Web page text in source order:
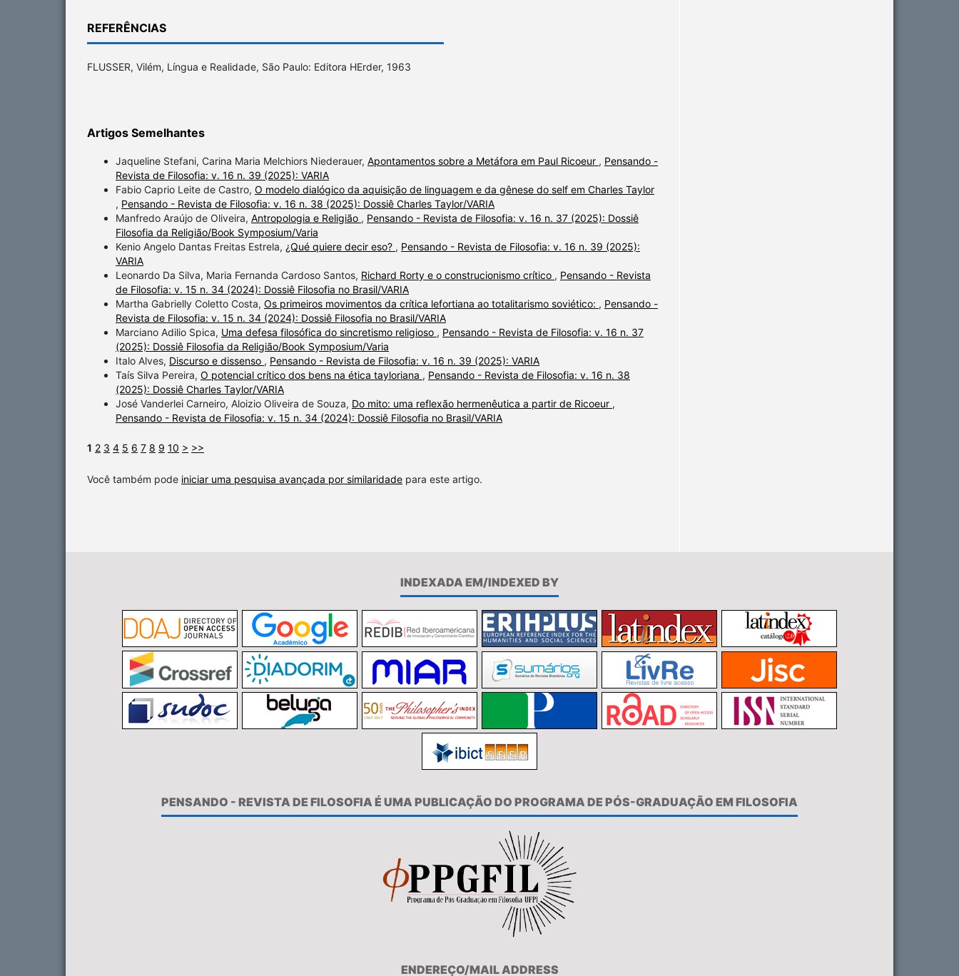
REFERÊNCIAS
FLUSSER, Vilém, Língua e Realidade, São Paulo: Editora HErder, 1963
Artigos Semelhantes
Jaqueline Stefani, Carina Maria Melchiors Niederauer, Apontamentos sobre a Metáfora em Paul Ricoeur , Pensando -
Revista de Filosofia: v. 16 n. 39 (2025): VARIA
Fabio Caprio Leite de Castro, O modelo dialógico da aquisição de linguagem e da gênese do self em Charles Taylor
, Pensando - Revista de Filosofia: v. 16 n. 38 (2025): Dossiê Charles Taylor/VARIA
Manfredo Araújo de Oliveira, Antropologia e Religião , Pensando - Revista de Filosofia: v. 16 n. 37 (2025): Dossiê
Filosofia da Religião/Book Symposium/Varia
Kenio Angelo Dantas Freitas Estrela, ¿Qué quiere decir eso? , Pensando - Revista de Filosofia: v. 16 n. 39 (2025):
VARIA
Leonardo Da Silva, Maria Fernanda Cardoso Santos, Richard Rorty e o construcionismo crítico , Pensando - Revista
de Filosofia: v. 15 n. 34 (2024): Dossiê Filosofia no Brasil/VARIA
Martha Gabrielly Coletto Costa, Os primeiros movimentos da crítica lefortiana ao totalitarismo soviético: , Pensando -
Revista de Filosofia: v. 15 n. 34 (2024): Dossiê Filosofia no Brasil/VARIA
Marciano Adilio Spica, Uma defesa filosófica do sincretismo religioso , Pensando - Revista de Filosofia: v. 16 n. 37
(2025): Dossiê Filosofia da Religião/Book Symposium/Varia
Italo Alves, Discurso e dissenso , Pensando - Revista de Filosofia: v. 16 n. 39 (2025): VARIA
Taís Silva Pereira, O potencial crítico dos bens na ética tayloriana , Pensando - Revista de Filosofia: v. 16 n. 38
(2025): Dossiê Charles Taylor/VARIA
José Vanderlei Carneiro, Aloizio Oliveira de Souza, Do mito: uma reflexão hermenêutica a partir de Ricoeur ,
Pensando - Revista de Filosofia: v. 15 n. 34 (2024): Dossiê Filosofia no Brasil/VARIA
1 2 3 4 5 6 7 8 9 10 > >>
Você também pode iniciar uma pesquisa avançada por similaridade para este artigo.
INDEXADA EM/INDEXED BY
PENSANDO - REVISTA DE FILOSOFIA É UMA PUBLICAÇÃO DO PROGRAMA DE PÓS-GRADUAÇÃO EM FILOSOFIA
ENDEREÇO/MAIL ADDRESS